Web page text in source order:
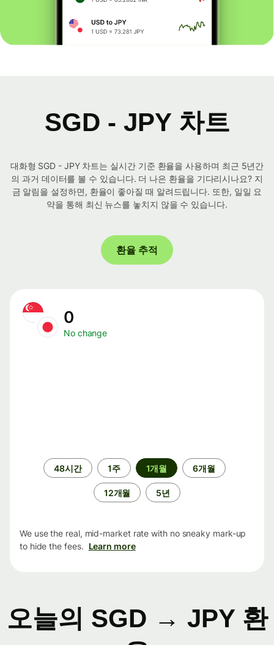
SGD - JPY 차트
대화형 SGD - JPY 차트는 실시간 기준 환율을 사용하며 최근 5년간
의 과거 데이터를 볼 수 있습니다. 더 나은 환율을 기다리시나요? 지
금 알림을 설정하면, 환율이 좋아질 때 알려드립니다. 또한, 일일 요
약을 통해 최신 뉴스를 놓치지 않을 수 있습니다.
환율 추적
0
No change
48시간 1주 1개월 6개월
12개월 5년
We use the real, mid-market rate with no sneaky mark-up
to hide the fees. Learn more
오늘의 SGD → JPY 환